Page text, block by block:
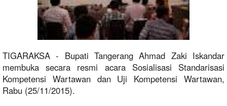
TIGARAKSA - Bupati Tangerang Ahmad Zaki Iskandar
membuka secara resmi acara Sosialisasi Standarisasi
Kompetensi Wartawan dan Uji Kompetensi Wartawan,
Rabu (25/11/2015).